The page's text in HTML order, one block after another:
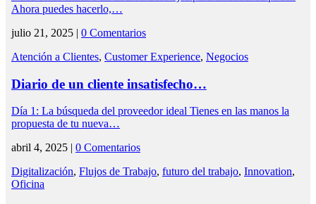
Ahora puedes hacerlo,…
julio 21, 2025 | 0 Comentarios
Atención a Clientes, Customer Experience, Negocios
Diario de un cliente insatisfecho…
Día 1: La búsqueda del proveedor ideal Tienes en las manos la
propuesta de tu nueva…
abril 4, 2025 | 0 Comentarios
Digitalización, Flujos de Trabajo, futuro del trabajo, Innovation,
Oficina